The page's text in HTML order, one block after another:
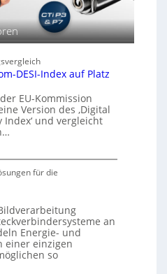
DESI-Index auf Platz
EU-Kommission
Version des ‚Digital
Index‘ und vergleicht
für die
an
Energie- und
einer einzigen
so